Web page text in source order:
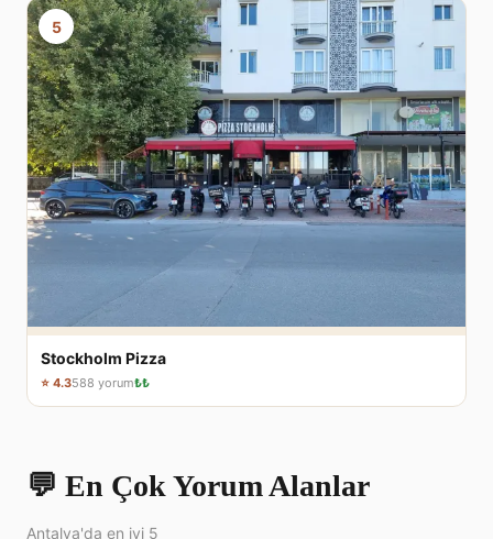
5
Stockholm Pizza
⭐ 4.3588 yorum₺₺
💬 En Çok Yorum Alanlar
Antalya'da en iyi 5